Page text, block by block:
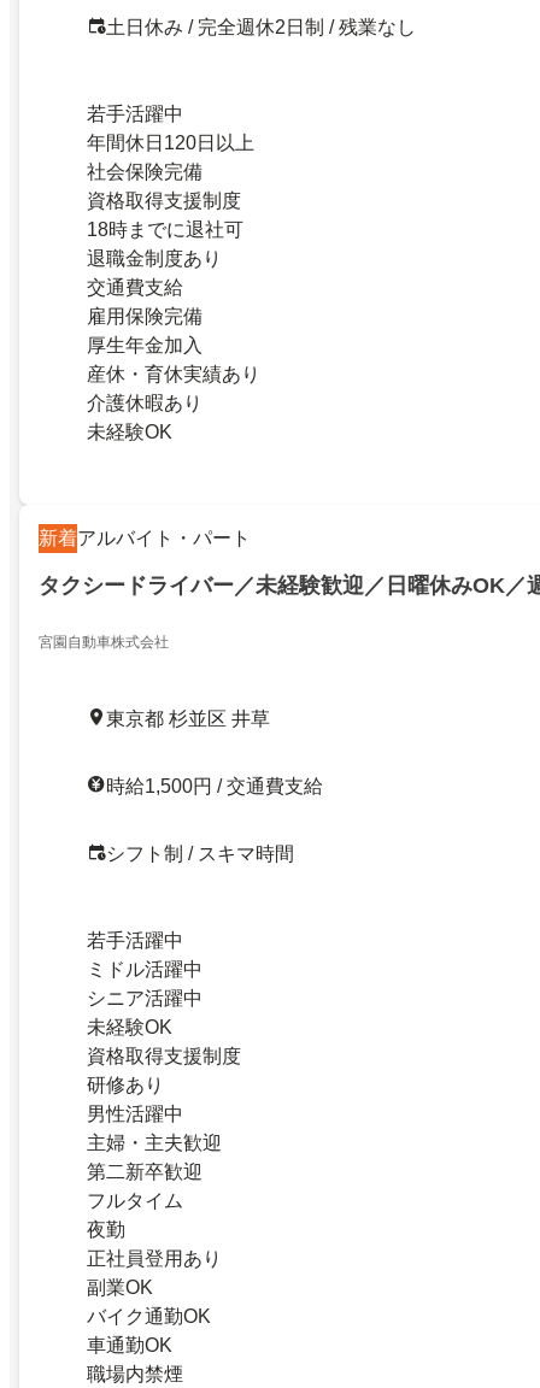
土日休み / 完全週休2日制 / 残業なし
若手活躍中
年間休日120日以上
社会保険完備
資格取得支援制度
18時までに退社可
退職金制度あり
交通費支給
雇用保険完備
厚生年金加入
産休・育休実績あり
介護休暇あり
未経験OK
新着アルバイト・パート
タクシードライバー／未経験歓迎／日曜休みOK／
宮園自動車株式会社
東京都 杉並区 井草
時給1,500円 / 交通費支給
シフト制 / スキマ時間
若手活躍中
ミドル活躍中
シニア活躍中
未経験OK
資格取得支援制度
研修あり
男性活躍中
主婦・主夫歓迎
第二新卒歓迎
フルタイム
夜勤
正社員登用あり
副業OK
バイク通勤OK
車通勤OK
職場内禁煙